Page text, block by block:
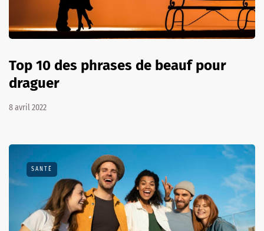
Top 10 des phrases de beauf pour
draguer
8 avril 2022
SANTÉ